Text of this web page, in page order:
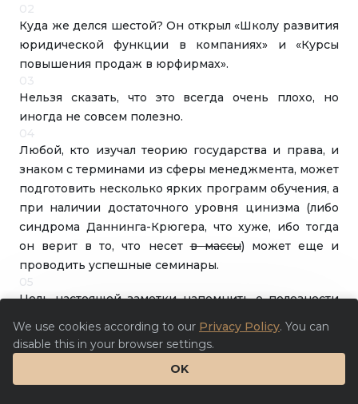
02
Куда же делся шестой? Он открыл «Школу развития
юридической функции в компаниях» и «Курсы
повышения продаж в юрфирмах».
03
Нельзя сказать, что это всегда очень плохо, но
иногда не совсем полезно.
04
Любой, кто изучал теорию государства и права, и
знаком с терминами из сферы менеджмента, может
подготовить несколько ярких программ обучения, а
при наличии достаточного уровня цинизма (либо
синдрома Даннинга-Крюгера, что хуже, ибо тогда
он верит в то, что несетв массы) может еще и
проводить успешные семинары.
05
Цель настоящей заметки напомнить о полезности
пустышки», прежде чем принимать решение о
покупке курсов, найме консультанта по улучшению
юридических процессов в компании или даже
We use cookies according to our Privacy Policy. You can
disable this in your browser settings.
OK